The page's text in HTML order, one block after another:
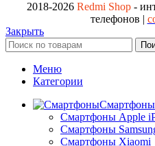
2018-2026 Redmi Shop -
телефонов |
Закрыть
Меню
Категории
Смартфоны
Смартфоны Apple
Смартфоны
Смартфоны Xiaomi